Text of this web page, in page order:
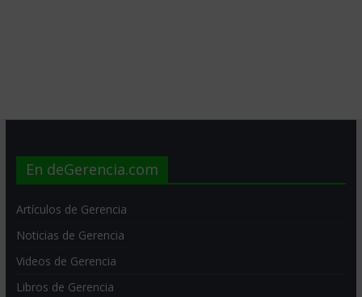
En deGerencia.com
Artículos de Gerencia
Noticias de Gerencia
Videos de Gerencia
Libros de Gerencia